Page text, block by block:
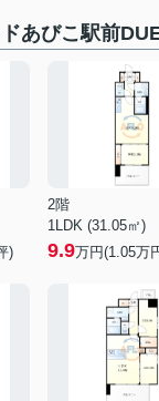
あびこ駅前
)
2階
1LDK (31.05㎡)
9.9万円(1.05万